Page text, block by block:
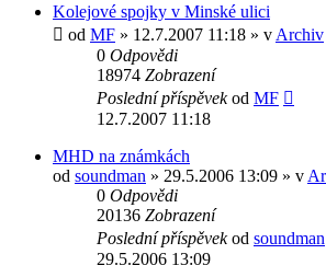
Kolejové spojky v Minské ulici
od MF » 12.7.2007 11:18 » v Archiv
0 Odpovědi
18974 Zobrazení
Poslední příspěvekod MF
12.7.2007 11:18
MHD na známkách
od soundman » 29.5.2006 13:09 » v
0 Odpovědi
20136 Zobrazení
Poslední příspěvekod soundman
29.5.2006 13:09